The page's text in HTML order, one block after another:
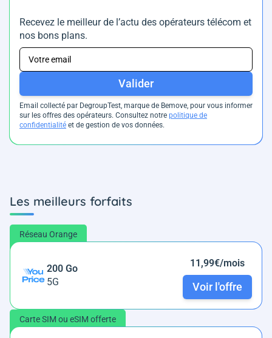
Recevez le meilleur de l’actu des opérateurs télécom et
nos bons plans.
Valider
Email collecté par DegroupTest, marque de Bemove, pour vous informer
sur les offres des opérateurs. Consultez notre politique de
confidentialité et de gestion de vos données.
Les meilleurs forfaits
Réseau Orange
200 Go
5G
11,99€/mois
Voir l'offre
Carte SIM ou eSIM offerte